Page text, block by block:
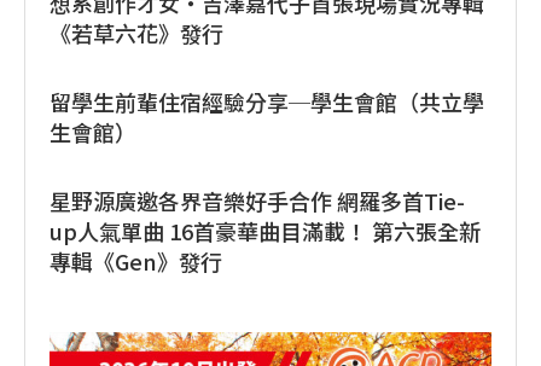
《若草六花》發行
留學生前輩住宿經驗分享─學生會館（共立學
生會館）
星野源廣邀各界音樂好手合作 網羅多首Tie-
up人氣單曲 16首豪華曲目滿載！ 第六張全新
專輯《Gen》發行